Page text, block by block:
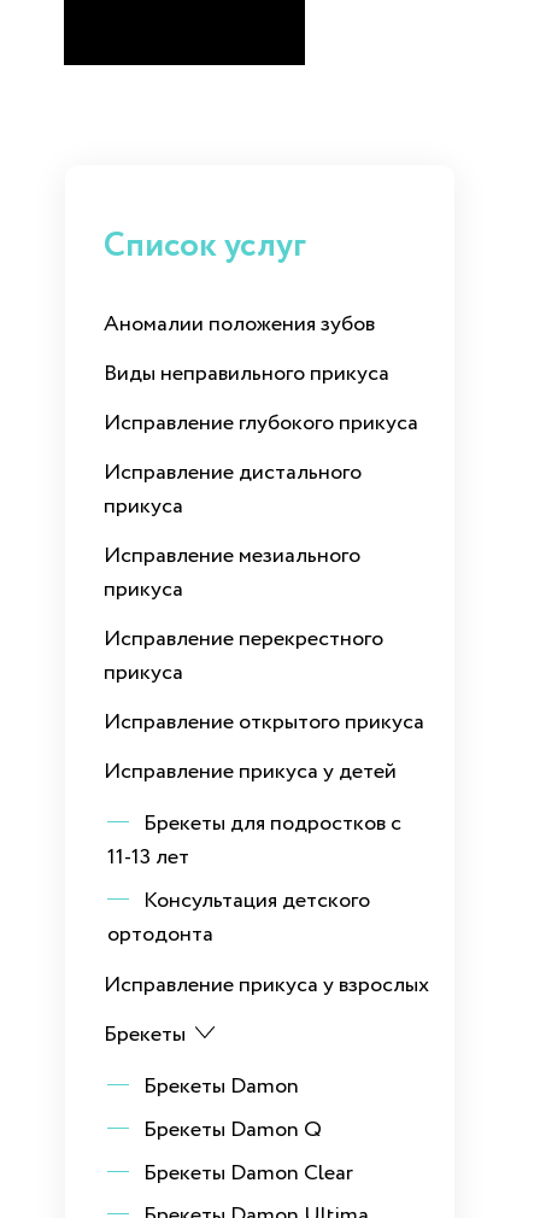
Список услуг
Аномалии положения зубов
Виды неправильного прикуса
Исправление глубокого прикуса
Исправление дистального
прикуса
Исправление мезиального
прикуса
Исправление перекрестного
прикуса
Исправление открытого прикуса
Исправление прикуса у детей
Брекеты для подростков с
11-13 лет
Консультация детского
ортодонта
Исправление прикуса у взрослых
Брекеты
Брекеты Damon
Брекеты Damon Q
Брекеты Damon Clear